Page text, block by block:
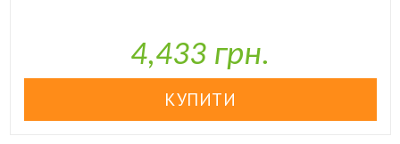
4,433 грн.